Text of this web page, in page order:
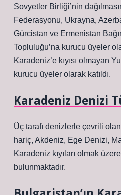
Sovyetler Birliği’nin
Federasyonu, Ukrayna,
Gürcistan ve Ermenistan
Topluluğu’na kurucu üyeler
Karadeniz’e kıyısı olmayan
kurucu üyeler olarak katıldı.
Karadeniz Denizi
Üç tarafı denizlerle çevrili
hariç, Akdeniz, Ege Denizi,
Karadeniz kıyıları olmak
bulunmaktadır.